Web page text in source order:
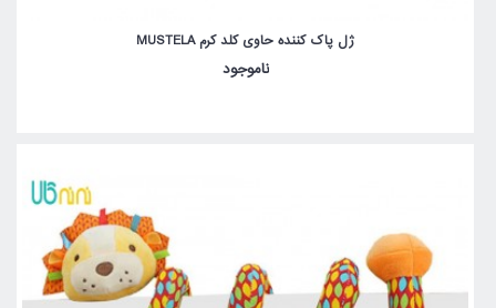
ژل پاک کننده حاوی کلد کرم MUSTELA
ناموجود